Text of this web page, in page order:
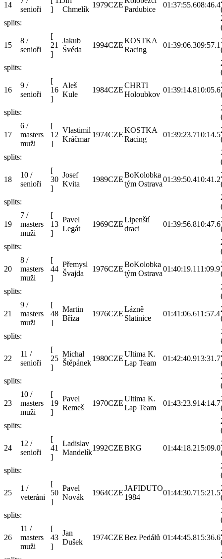
14
senioři
]
Chmelík
1979CZE
Pardubice
01:37:55.608:46.4
splits:
15
8 /
senioři
[
21
]
Jakub
Švéda
1994CZE
KOSTKA
Racing
01:39:06.309:57.1
splits:
16
9 /
senioři
[
16
]
Aleš
Kule
1984CZE
CHRTI
Holoubkov
01:39:14.810:05.6
splits:
17
6 /
masters
muži
[
12
]
Vlastimil
Kráčmar
1974CZE
KOSTKA
Racing
01:39:23.710:14.5
splits:
18
10 /
senioři
[
30
]
Josef
Kvita
1989CZE
BoKolobka
tým Ostrava
01:39:50.410:41.2
splits:
19
7 /
masters
muži
[
13
]
Pavel
Legát
1969CZE
Lipenští
draci
01:39:56.810:47.6
splits:
20
8 /
masters
muži
[
44
]
Přemysl
Švajda
1976CZE
BoKolobka
tým Ostrava
01:40:19.1 11:09.9
splits:
21
9 /
masters
muži
[
48
]
Martin
Bříza
1976CZE
Lázně
Slatinice
01:41:06.611:57.4
splits:
22
11 /
senioři
[
25
]
Michal
Štěpánek
1980CZE
Ultima K.
Lap Team
01:42:40.913:31.7
splits:
23
10 /
masters
muži
[
19
]
Pavel
Remeš
1970CZE
Ultima K.
Lap Team
01:43:23.914:14.7
splits:
24
12 /
senioři
[
41
]
Ladislav
Mandelík
1992CZEBKG 01:44:18.215:09.0
splits:
25
1 /
veteráni
[
50
]
Pavel
Novák
1964CZE
JAFIDUTO
1984
01:44:30.715:21.5
splits:
26
11 /
masters
muži
[
43
]
Jan
Dušek
1974CZEBez Pedálů 01:44:45.815:36.6